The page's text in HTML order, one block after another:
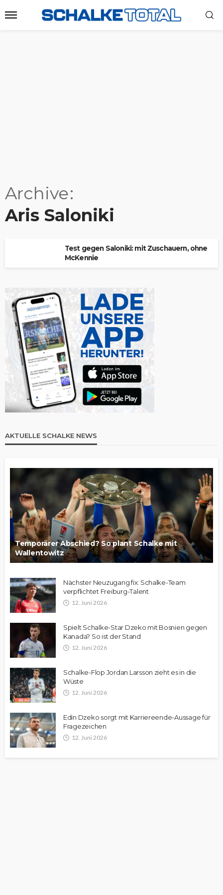
Archive
Aris Saloniki
Test gegen Saloniki: mit Zuschauern, ohne
McKennie
AKTUELLE SCHALKE NEWS
Temporärer Abschied? So plant Schalke mit
Wallentowitz
Nächster Neuzugang fix: Schalke-Team
verpflichtet Freiburg-Talent
12. Juni 2026
Spielt Schalke-Star Dzeko mit Bosnien gegen
Kanada? So ist der Stand
12. Juni 2026
Schalke-Flop Jordan Larsson zieht es in die
Wüste
12. Juni 2026
Edin Dzeko sorgt mit Karriereende-Aussage für
Fragezeichen
12. Juni 2026